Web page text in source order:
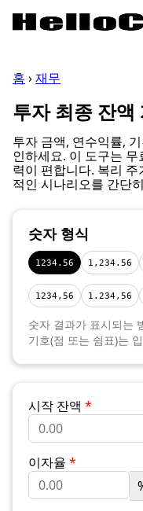
홈 ›재무
투자 최종 잔액
투자 금액, 연수익률,
인하세요. 이 도구는
력이 편합니다. 복리
적인 시나리오를 간단
숫자 형식
1234.56 1,234.56
1234,56 1.234,56
숫자 결과가 표시되는
기호(점 또는 쉼표)는
시작 잔액 *
이자율 *